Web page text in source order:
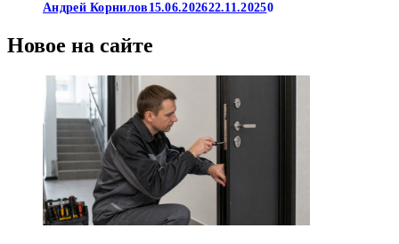
Андрей Корнилов 15.06.202622.11.20250
Новое на сайте